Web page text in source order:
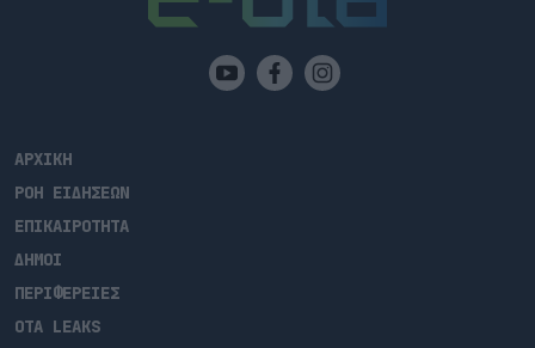
ΑΡΧΙΚΗ
ΡΟΗ ΕΙΔΗΣΕΩΝ
ΕΠΙΚΑΙΡΟΤΗΤΑ
ΔΗΜΟΙ
ΠΕΡΙΦΕΡΕΙΕΣ
OTA LEAKS